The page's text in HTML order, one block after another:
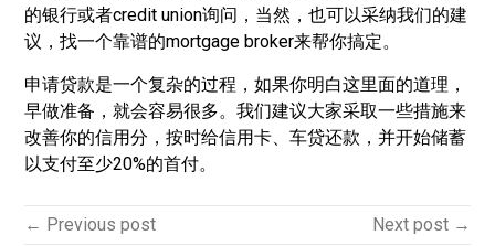
的银行或者credit union询问，当然，也可以采纳我们的建
议，找一个靠谱的mortgage broker来帮你搞定。
申请贷款是一个复杂的过程，如果你明白这里面的道理，
早做准备，就会容易很多。我们建议大家采取一些措施来
改善你的信用分，按时给信用卡、车贷还款，并开始储蓄
以支付至少20%的首付。
← Previous post Next post →